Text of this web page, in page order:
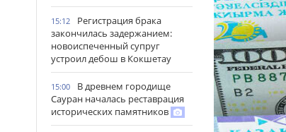
15:12
Регистрация брака
закончилась задержанием:
новоиспеченный супруг
устроил дебош в Кокшетау
15:00
В древнем городище
Сауран началась реставрация
исторических памятников